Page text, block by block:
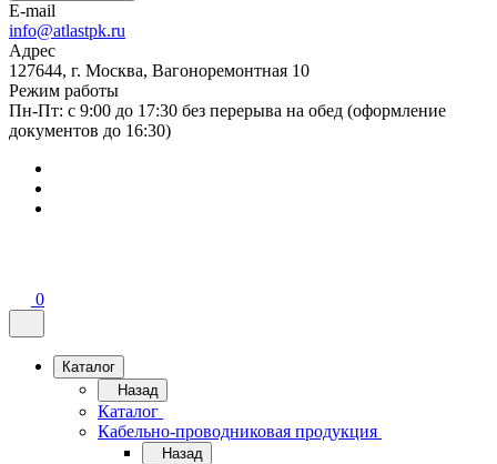
E-mail
info@atlastpk.ru
Адрес
127644, г. Москва, Вагоноремонтная 10
Режим работы
Пн-Пт: с 9:00 до 17:30 без перерыва на обед (оформление
документов до 16:30)
0
Каталог
Назад
Каталог
Кабельно-проводниковая продукция
Назад